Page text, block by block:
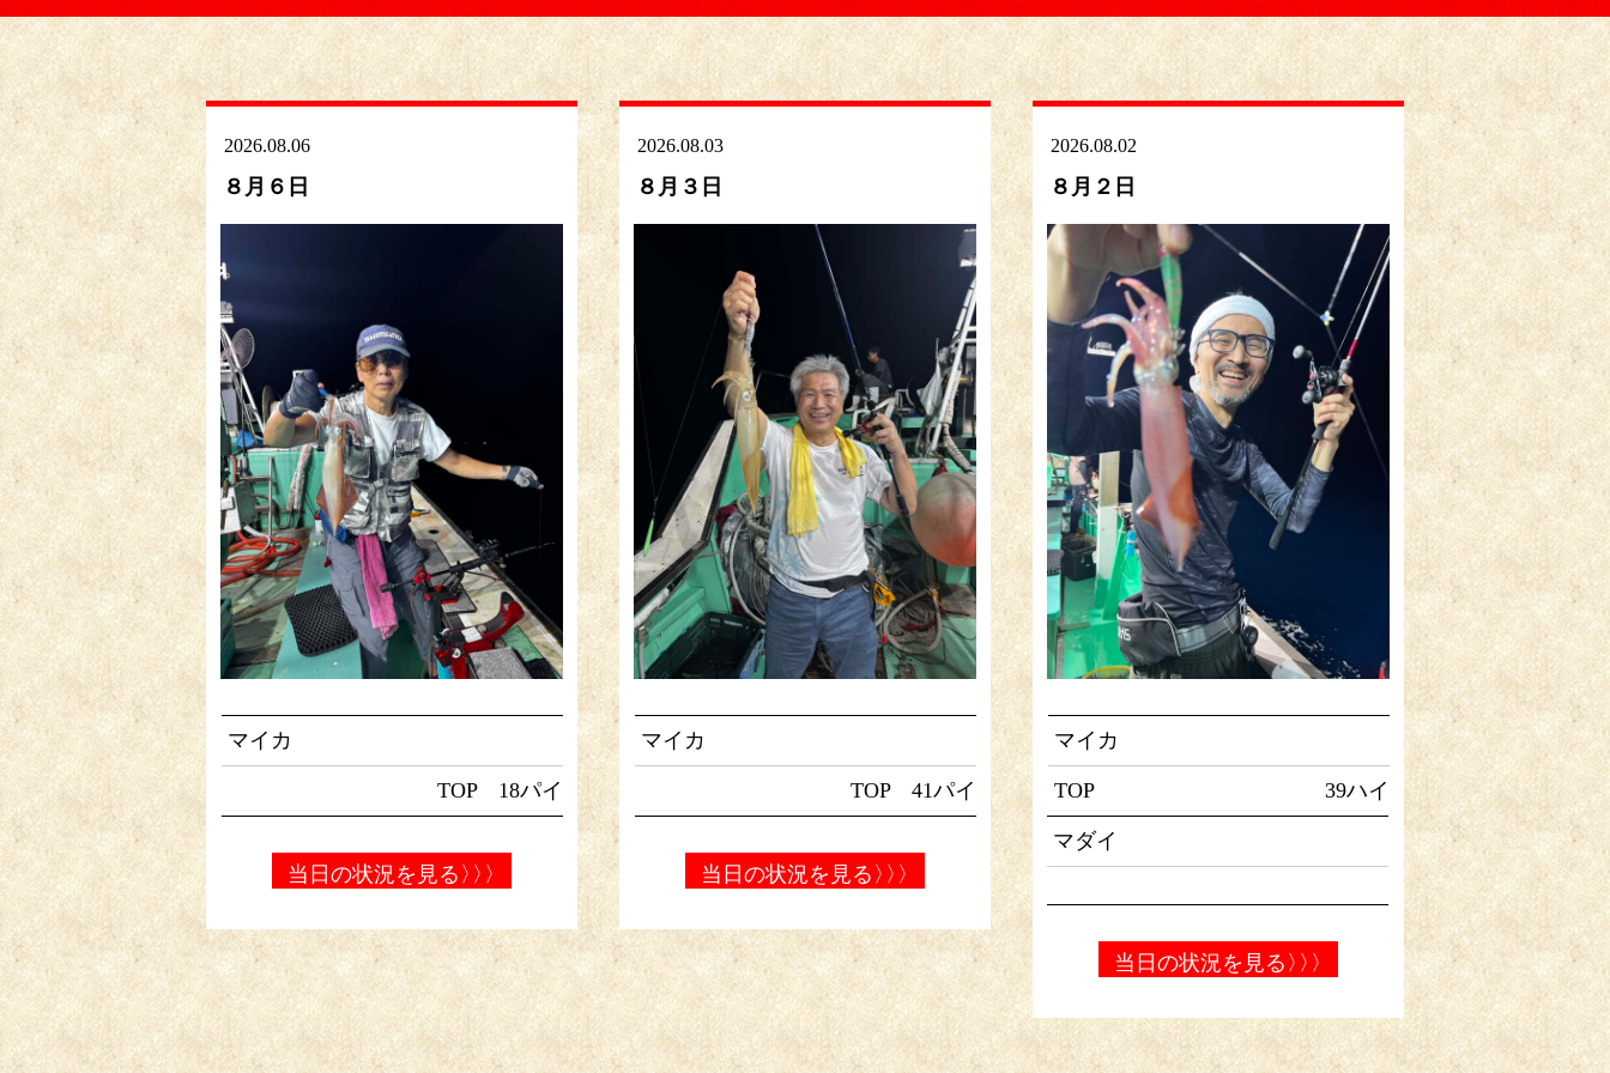
2026.08.06
８月６日
マイカ
TOP 18パイ
当日の状況を見る 〉〉〉
2026.08.03
８月３日
マイカ
TOP 41パイ
当日の状況を見る 〉〉〉
2026.08.02
８月２日
マイカ
TOP 39ハイ
マダイ
当日の状況を見る 〉〉〉